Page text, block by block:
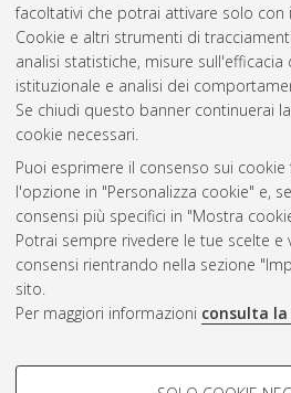
facoltativi che potrai attivare solo con
Cookie e altri strumenti di
analisi statistiche, misure
istituzionale e analisi dei
Se chiudi questo banner continuerai
cookie necessari.
Puoi esprimere il consenso sui
l'opzione in "Personalizza cookie" e,
consensi più specifici in "Mostra
Potrai sempre rivedere le tue scelte e
consensi rientrando nella sezione
sito.
Per maggiori informazioni consulta
COOKIE DI PROFILAZIONE -
Numero di documenti:0.
Questa lista e' stata generata il
Atom
Rss 1.0
Rss 2.0
AMS Laurea
Impostazioni Cookie